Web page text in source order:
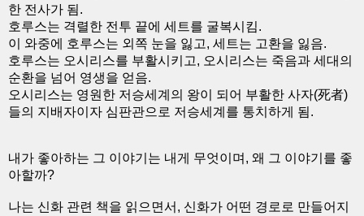
한 전사가 됨.
호루스는 격렬한 전투 끝에 세트를 굴복시킴.
이 와중에 호루스는 외쪽 눈을 잃고, 세트는 고환을 잃음.
호루스는 오시리스를 부활시키고, 오시리스는 죽음과 세대의
순환을 넘어 영생을 얻음.
오시리스는 영원한 저승세계의 왕이 되어 부활한 사자(死者)
들의 지배자이자 심판관으로 저승세계를 통치하게 됨.
내가 좋아하는 그 이야기는 내게 무엇이며, 왜 그 이야기를 좋
아할까?
나는 신화 관련 책을 읽으면서, 신화가 어떤 경로로 만들어지